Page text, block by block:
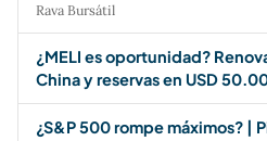
Rava Bursátil
¿MELI es oportunidad?
China y reservas en USD
¿S&P 500 rompe máximos? |